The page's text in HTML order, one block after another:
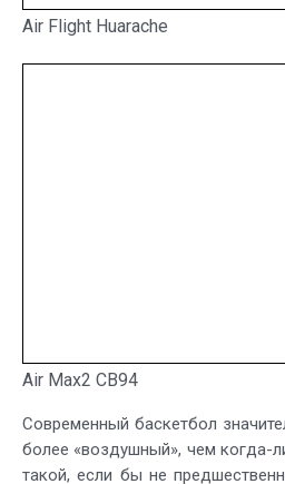
Air Flight Huarache
Air Max2 CB94
Современный баскетбол
более «воздушный», чем когда-
такой, если бы не